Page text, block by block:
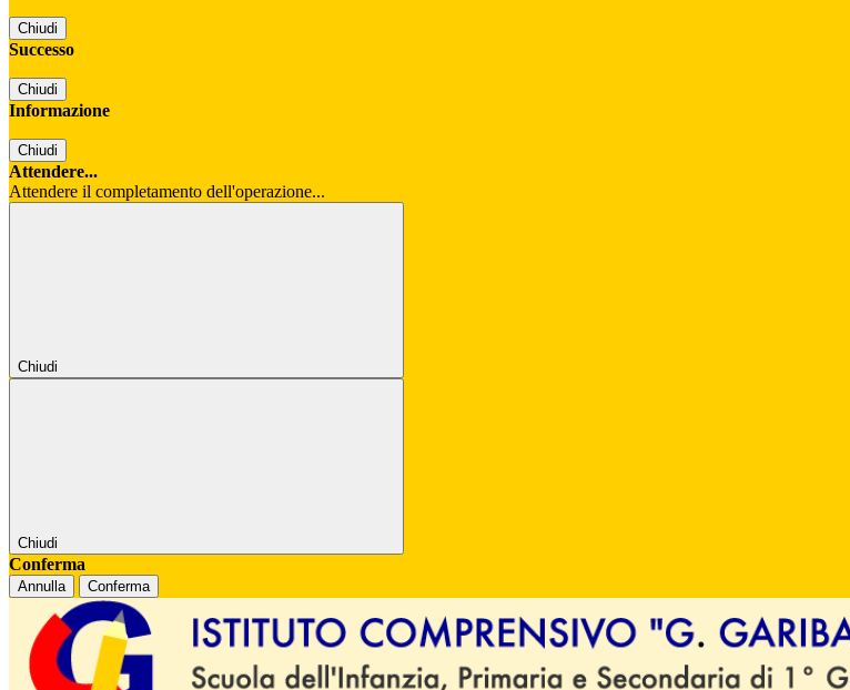
Chiudi
Successo
Chiudi
Informazione
Chiudi
Attendere...
Attendere il completamento dell'operazione...
Chiudi
Chiudi
Conferma
Annulla Conferma